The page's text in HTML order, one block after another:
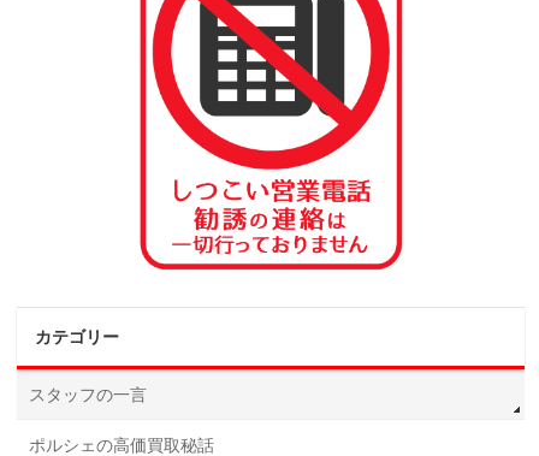
カテゴリー
スタッフの一言
ポルシェの高価買取秘話